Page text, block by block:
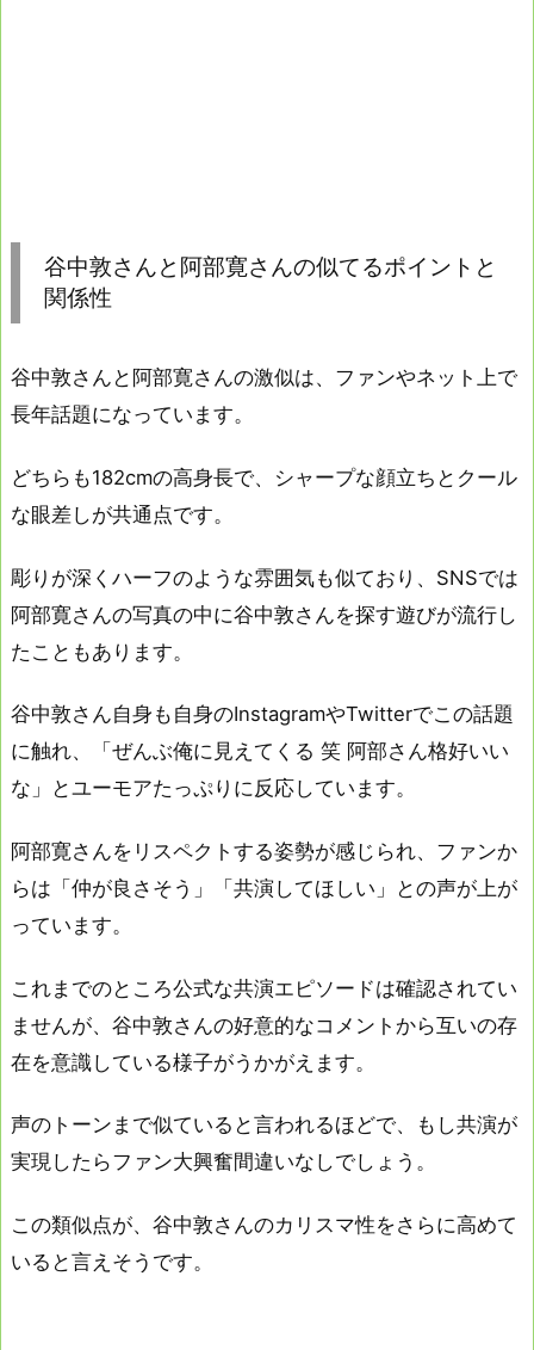
谷中敦さんと阿部寛さんの似てるポイントと
関係性
谷中敦さんと阿部寛さんの激似は、ファンやネット上で
長年話題になっています。
どちらも182cmの高身長で、シャープな顔立ちとクール
な眼差しが共通点です。
彫りが深くハーフのような雰囲気も似ており、SNSでは
阿部寛さんの写真の中に谷中敦さんを探す遊びが流行し
たこともあります。
谷中敦さん自身も自身のInstagramやTwitterでこの話題
に触れ、「ぜんぶ俺に見えてくる 笑 阿部さん格好いい
な」とユーモアたっぷりに反応しています。
阿部寛さんをリスペクトする姿勢が感じられ、ファンか
らは「仲が良さそう」「共演してほしい」との声が上が
っています。
これまでのところ公式な共演エピソードは確認されてい
ませんが、谷中敦さんの好意的なコメントから互いの存
在を意識している様子がうかがえます。
声のトーンまで似ていると言われるほどで、もし共演が
実現したらファン大興奮間違いなしでしょう。
この類似点が、谷中敦さんのカリスマ性をさらに高めて
いると言えそうです。